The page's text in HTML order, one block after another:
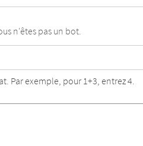
n'êtes pas un bot.
Par exemple, pour 1+3, entrez 4.